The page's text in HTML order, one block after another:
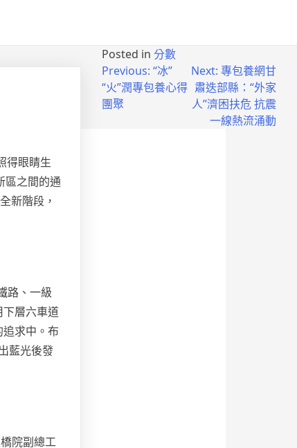
得眼睛生
區之間的通
新階段，
路、一級
層六車道
求中。布
藍光後發
院副總工
Posted in 分數
Previous: “冰”
“火”潤專包養心得
團聚
Next: 專包養網甘
肅迭部縣：“外家
人”濟困扶危 抗震
一線熱流涌動